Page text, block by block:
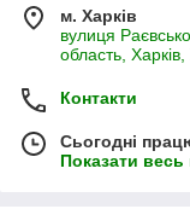
м. Харків
вулиця
область, Харків,
Контакти
Сьогодні
Показати весь